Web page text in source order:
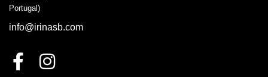
Portugal)
info@irinasb.com